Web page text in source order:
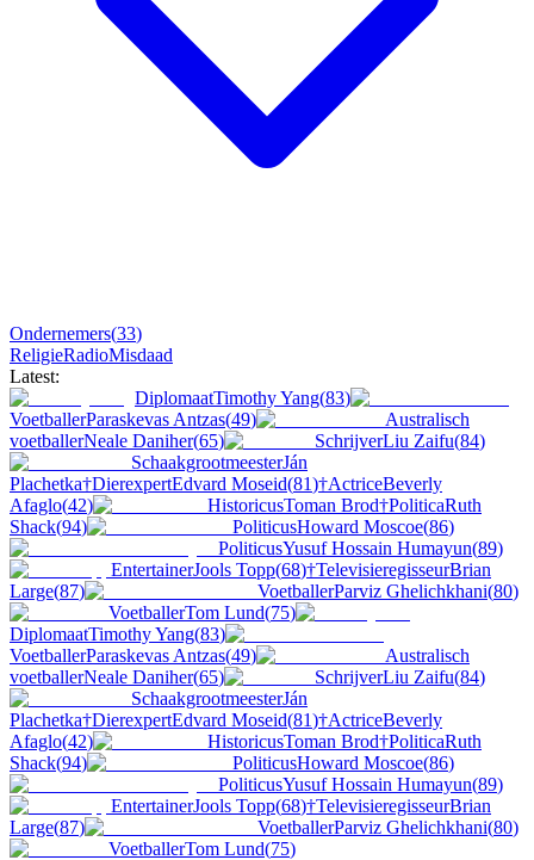
Ondernemers(33)
ReligieRadioMisdaad
Latest:
DiplomaatTimothy Yang(83)
VoetballerParaskevas Antzas(49)
Australisch
voetballerNeale Daniher(65) SchrijverLiu Zaifu(84)
SchaakgrootmeesterJán
Plachetka†DierexpertEdvard Moseid(81)†ActriceBeverly
Afaglo(42) HistoricusToman Brod†PoliticaRuth
Shack(94) PoliticusHoward Moscoe(86)
PoliticusYusuf Hossain Humayun(89)
EntertainerJools Topp(68)†TelevisieregisseurBrian
Large(87) VoetballerParviz Ghelichkhani(80)
VoetballerTom Lund(75)
DiplomaatTimothy Yang(83)
VoetballerParaskevas Antzas(49)
Australisch
voetballerNeale Daniher(65) SchrijverLiu Zaifu(84)
SchaakgrootmeesterJán
Plachetka†DierexpertEdvard Moseid(81)†ActriceBeverly
Afaglo(42) HistoricusToman Brod†PoliticaRuth
Shack(94) PoliticusHoward Moscoe(86)
PoliticusYusuf Hossain Humayun(89)
EntertainerJools Topp(68)†TelevisieregisseurBrian
Large(87) VoetballerParviz Ghelichkhani(80)
VoetballerTom Lund(75)